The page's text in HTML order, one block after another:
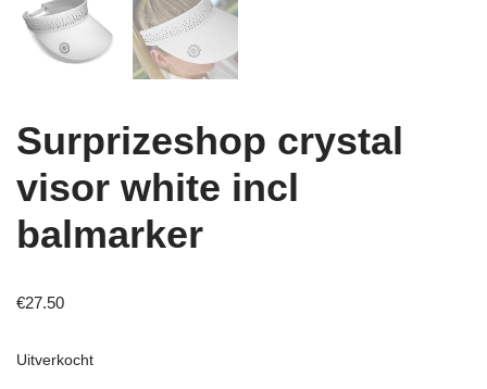
Surprizeshop crystal
visor white incl
balmarker
€27.50
Uitverkocht